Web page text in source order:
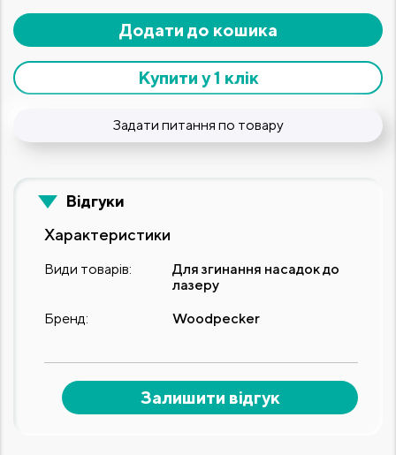
Додати до кошика
Купити у 1 клік
Задати питання по товару
Відгуки
Залишити відгук
Характеристики
Види товарів:
Для згинання насадок до
лазеру
Бренд:
Woodpecker